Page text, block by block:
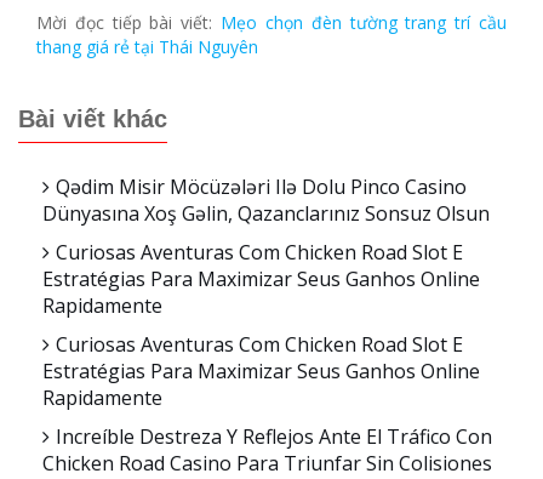
Mời đọc tiếp bài viết: Mẹo chọn đèn tường trang trí cầu
thang giá rẻ tại Thái Nguyên
Bài viết khác
Qədim Misir Möcüzələri Ilə Dolu Pinco Casino
Dünyasına Xoş Gəlin, Qazanclarınız Sonsuz Olsun
Curiosas Aventuras Com Chicken Road Slot E
Estratégias Para Maximizar Seus Ganhos Online
Rapidamente
Curiosas Aventuras Com Chicken Road Slot E
Estratégias Para Maximizar Seus Ganhos Online
Rapidamente
Increíble Destreza Y Reflejos Ante El Tráfico Con
Chicken Road Casino Para Triunfar Sin Colisiones